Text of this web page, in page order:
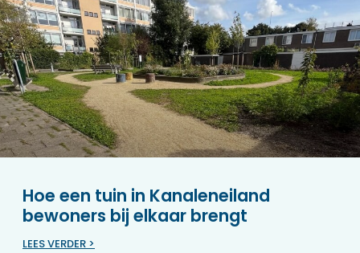
Hoe een tuin in Kanaleneiland
bewoners bij elkaar brengt
LEES VERDER >